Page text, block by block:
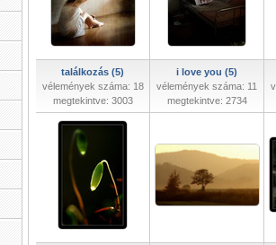
találkozás (5)
vélemények száma: 18
megtekintve: 3003
i love you (5)
vélemények száma: 11
megtekintve: 2734